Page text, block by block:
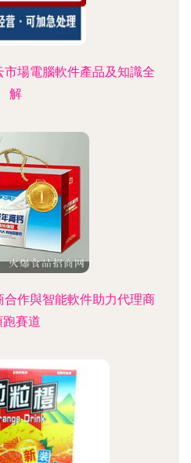
場電腦軟件產品及知識全
解
作與智能軟件助力代理商
跑賽道